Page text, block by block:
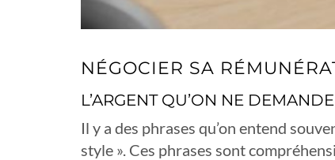
NÉGOCIER SA
L’ARGENT QU’ON NE
Il y a des phrases qu’on entend
style ». Ces phrases sont